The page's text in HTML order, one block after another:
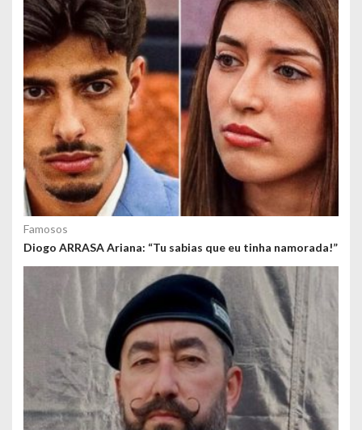
Famosos
Diogo ARRASA Ariana: “Tu sabias que eu tinha namorada!”